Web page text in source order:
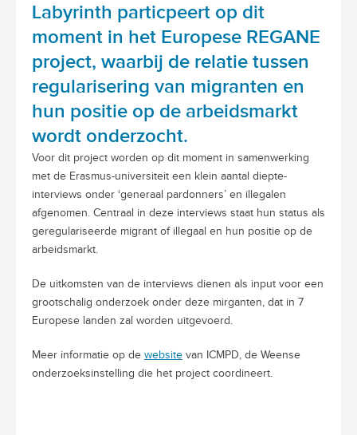
Labyrinth particpeert op dit
moment in het Europese REGANE
project, waarbij de relatie tussen
regularisering van migranten en
hun positie op de arbeidsmarkt
wordt onderzocht.
Voor dit project worden op dit moment in samenwerking
met de Erasmus-universiteit een klein aantal diepte-
interviews onder ‘generaal pardonners’ en illegalen
afgenomen. Centraal in deze interviews staat hun status als
geregulariseerde migrant of illegaal en hun positie op de
arbeidsmarkt.
De uitkomsten van de interviews dienen als input voor een
grootschalig onderzoek onder deze mirganten, dat in 7
Europese landen zal worden uitgevoerd.
Meer informatie op de website van ICMPD, de Weense
onderzoeksinstelling die het project coordineert.